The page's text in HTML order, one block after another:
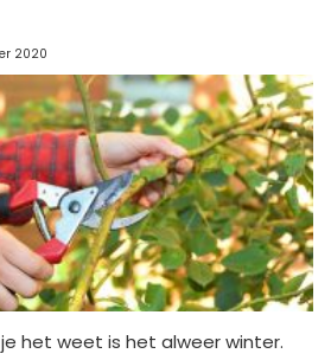
2020
het weet is het alweer winter.